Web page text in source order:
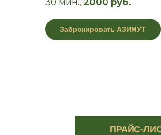
30 мин., 2000 руб.
Забронировать АЗИМУТ
ПРАЙС-